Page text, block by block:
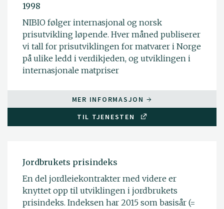
1998
NIBIO følger internasjonal og norsk
prisutvikling løpende. Hver måned publiserer
vi tall for prisutviklingen for matvarer i Norge
på ulike ledd i verdikjeden, og utviklingen i
internasjonale matpriser
MER INFORMASJON
TIL TJENESTEN
Jordbrukets prisindeks
En del jordleiekontrakter med videre er
knyttet opp til utviklingen i jordbrukets
prisindeks. Indeksen har 2015 som basisår (=